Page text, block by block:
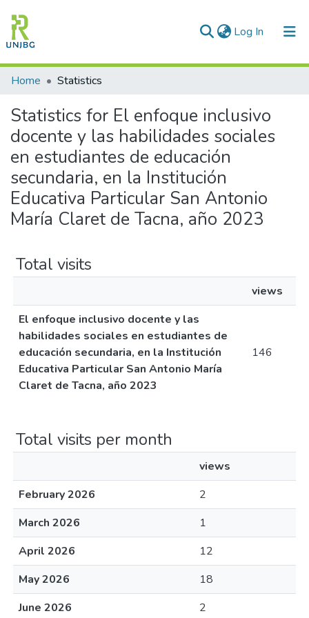
Log In (current)
Communities & Collections
All of DSpace
Enviar tesis
Home Statistics
Statistics for El enfoque inclusivo
docente y las habilidades sociales
en estudiantes de educación
secundaria, en la Institución
Educativa Particular San Antonio
María Claret de Tacna, año 2023
Total visits
views
El enfoque inclusivo docente y las
habilidades sociales en estudiantes de
educación secundaria, en la Institución
Educativa Particular San Antonio María
Claret de Tacna, año 2023
146
Total visits per month
views
February 2026
2
March 2026
1
April 2026
12
May 2026
18
June 2026
2